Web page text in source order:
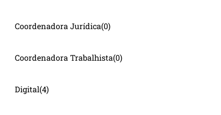
Coordenadora Jurídica(0)
Coordenadora Trabalhista(0)
Digital(4)